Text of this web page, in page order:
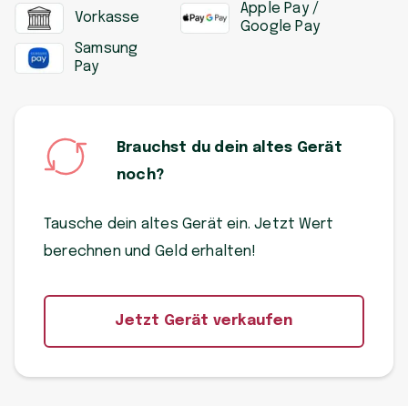
Vorkasse
Apple Pay /
Google Pay
Samsung
Pay
Brauchst du dein altes Gerät
noch?
Tausche dein altes Gerät ein. Jetzt Wert
berechnen und Geld erhalten!
Jetzt Gerät verkaufen